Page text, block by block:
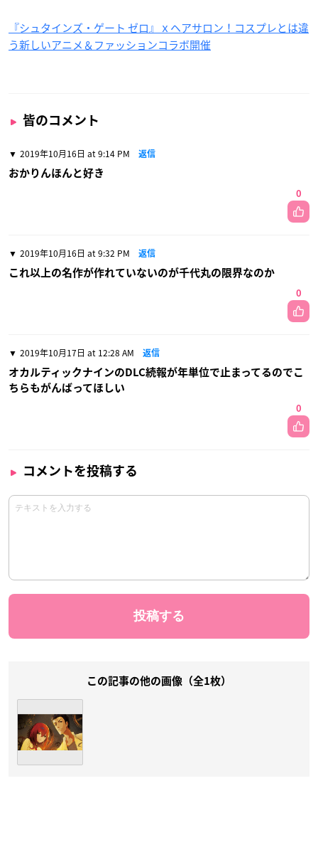
『シュタインズ・ゲート ゼロ』ｘヘアサロン！コスプレとは違
う新しいアニメ＆ファッションコラボ開催
皆のコメント
2019年10月16日 at 9:14 PM 返信
おかりんほんと好き
0
2019年10月16日 at 9:32 PM 返信
これ以上の名作が作れていないのが千代丸の限界なのか
0
2019年10月17日 at 12:28 AM 返信
オカルティックナインのDLC続報が年単位で止まってるのでこ
ちらもがんばってほしい
0
コメントを投稿する
この記事の他の画像（全1枚）